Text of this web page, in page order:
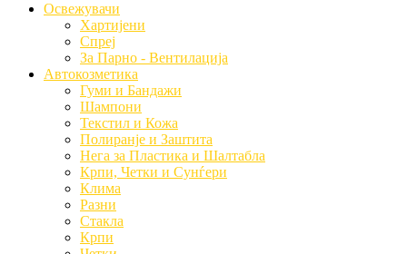
Освежувачи
Хартијени
Спреј
За Парно - Вентилација
Автокозметика
Гуми и Бандажи
Шампони
Текстил и Кожа
Полиранје и Заштита
Нега за Пластика и Шалтабла
Крпи, Четки и Сунѓери
Клима
Разни
Стакла
Крпи